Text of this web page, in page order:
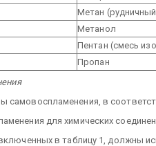
Метан
Метанол
Пентан (смесь
Пропан
самовоспламенения, в
для химических
в таблицу 1, должны